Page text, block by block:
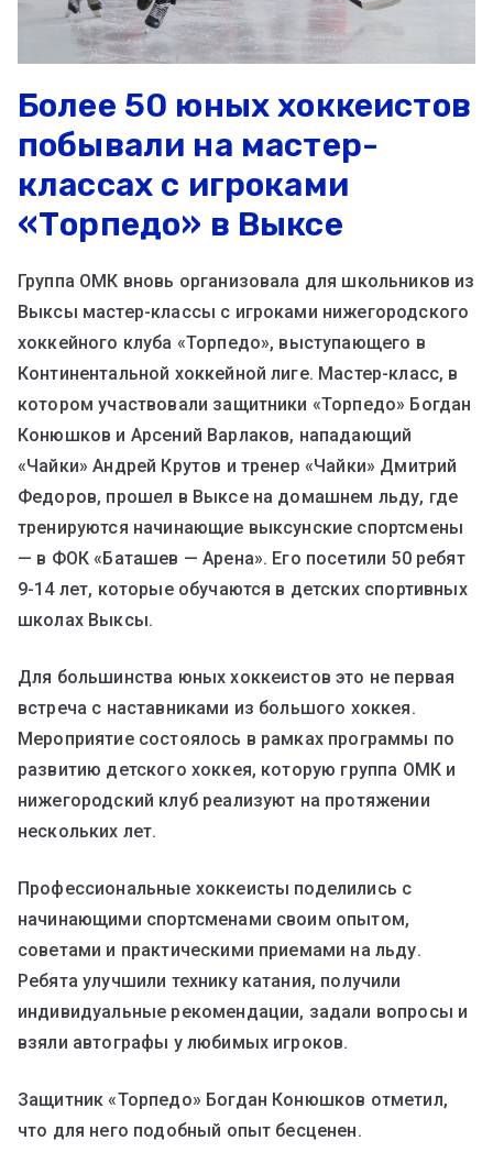
Более 50 юных хоккеистов
побывали на мастер-
классах с игроками
«Торпедо» в Выксе
Группа ОМК вновь организовала для школьников из
Выксы мастер-классы с игроками нижегородского
хоккейного клуба «Торпедо», выступающего в
Континентальной хоккейной лиге. Мастер-класс, в
котором участвовали защитники «Торпедо» Богдан
Конюшков и Арсений Варлаков, нападающий
«Чайки» Андрей Крутов и тренер «Чайки» Дмитрий
Федоров, прошел в Выксе на домашнем льду, где
тренируются начинающие выксунские спортсмены
— в ФОК «Баташев — Арена». Его посетили 50 ребят
9-14 лет, которые обучаются в детских спортивных
школах Выксы.
Для большинства юных хоккеистов это не первая
встреча с наставниками из большого хоккея.
Мероприятие состоялось в рамках программы по
развитию детского хоккея, которую группа ОМК и
нижегородский клуб реализуют на протяжении
нескольких лет.
Профессиональные хоккеисты поделились с
начинающими спортсменами своим опытом,
советами и практическими приемами на льду.
Ребята улучшили технику катания, получили
индивидуальные рекомендации, задали вопросы и
взяли автографы у любимых игроков.
Защитник «Торпедо» Богдан Конюшков отметил,
что для него подобный опыт бесценен.